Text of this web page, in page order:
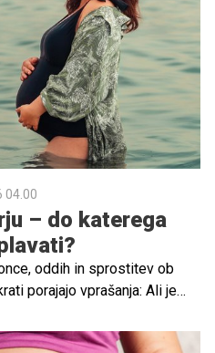
04.00
– do katerega
oddih in sprostitev ob
porajajo vprašanja: Ali je
Kako se zaščititi